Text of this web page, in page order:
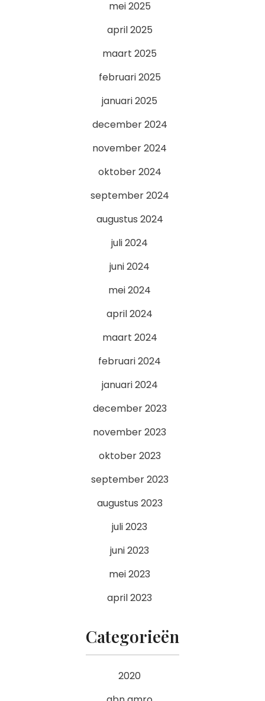
mei 2025
april 2025
maart 2025
februari 2025
januari 2025
december 2024
november 2024
oktober 2024
september 2024
augustus 2024
juli 2024
juni 2024
mei 2024
april 2024
maart 2024
februari 2024
januari 2024
december 2023
november 2023
oktober 2023
september 2023
augustus 2023
juli 2023
juni 2023
mei 2023
april 2023
Categorieën
2020